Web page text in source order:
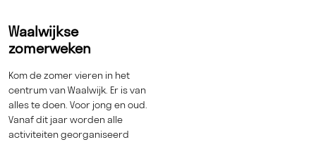
Waalwijkse
zomerweken
Kom de zomer vieren in het
centrum van Waalwijk. Er is van
alles te doen. Voor jong en oud.
Vanaf dit jaar worden alle
activiteiten georganiseerd